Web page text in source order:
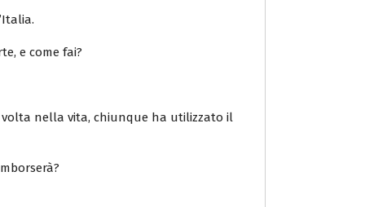
e come fai?
nella vita, chiunque ha utilizzato il